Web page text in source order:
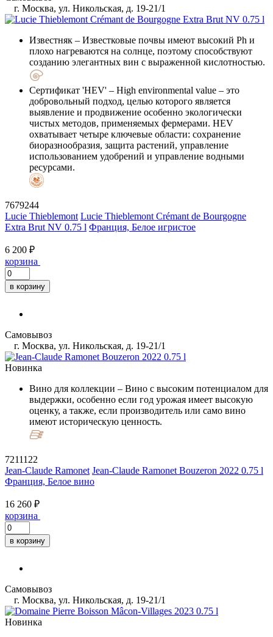
г. Москва, ул. Никольская, д. 19-21/1
Известняк – Известковые почвы имеют высокий Ph и
плохо нагреваются на солнце, поэтому способствуют
созданию элегантных вин с выраженной кислотностью.
Сертификат 'HEV' – High environmental value – это
добровольный подход, целью которого является
выявление и продвижение особенно экологически
чистых методов, применяемых фермерами. HEV
охватывает четыре ключевые области: сохранение
биоразнообразия, защита растений, управление
использованием удобрений и управление водными
ресурсами.
7679244
Lucie Thieblemont Lucie Thieblemont Crémant de Bourgogne
Extra Brut NV 0.75 l Франция, Белое игристое
6 200 ₽
корзина
в корзину
Самовывоз
г. Москва, ул. Никольская, д. 19-21/1
Новинка
Вино для коллекции – Вино с высоким потенциалом для
выдержки, особенно если год урожая имеет высокую
оценку, а также, если производитель или само вино
имеют историческую ценность.
7211122
Jean-Claude Ramonet Jean-Claude Ramonet Bouzeron 2022 0.75 l
Франция, Белое вино
16 260 ₽
корзина
в корзину
Самовывоз
г. Москва, ул. Никольская, д. 19-21/1
Новинка